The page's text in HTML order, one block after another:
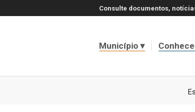
Consulte documentos,
Município